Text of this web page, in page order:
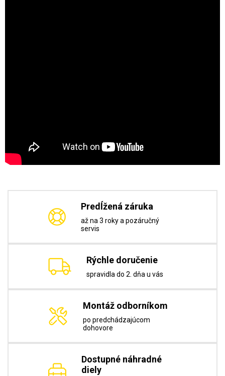
Predĺžená záruka
až na 3 roky a pozáručný
servis
Rýchle doručenie
spravidla do 2. dňa u vás
Montáž odborníkom
po predchádzajúcom
dohovore
Dostupné náhradné
diely